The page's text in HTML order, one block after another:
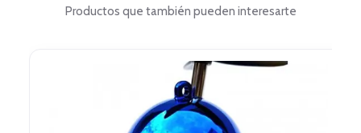
Productos que también pueden interesarte